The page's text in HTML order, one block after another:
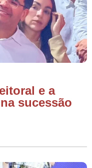
e a
sucessão